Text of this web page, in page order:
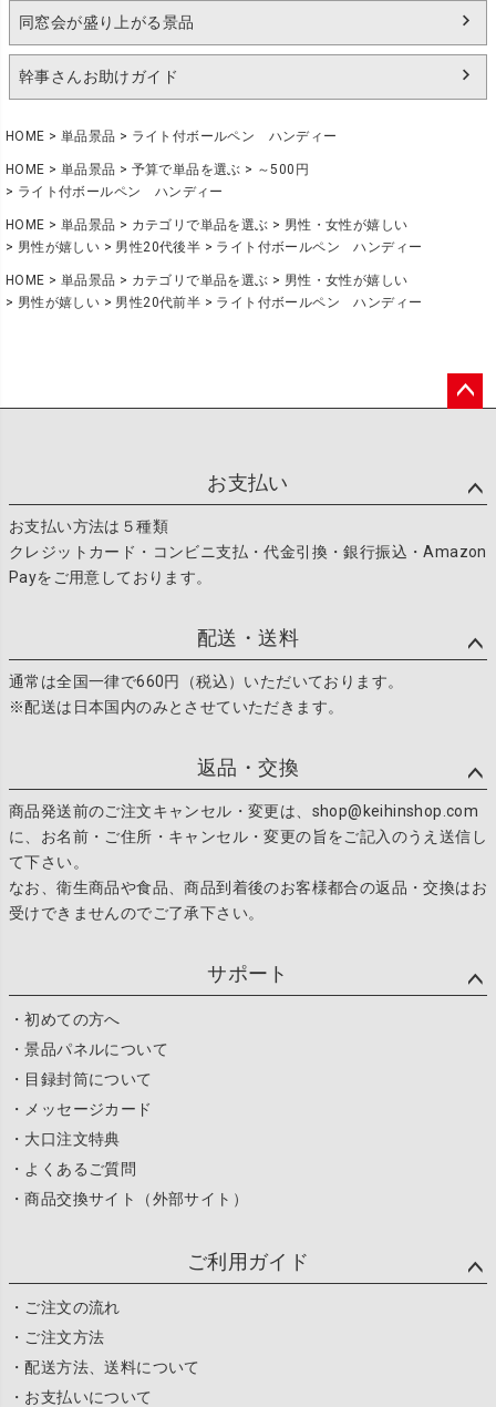
同窓会が盛り上がる景品
幹事さんお助けガイド
HOME 単品景品 ライト付ボールペン ハンディー
HOME 単品景品 予算で単品を選ぶ
～500円
ライト付ボールペン ハンディー
HOME 単品景品 カテゴリで単品を選ぶ
男性・女性が嬉しい
男性が嬉しい
男性20代後半 ライト付ボールペン ハンディー
HOME 単品景品 カテゴリで単品を選ぶ
男性・女性が嬉しい
男性が嬉しい
男性20代前半 ライト付ボールペン ハンディー
お支払い
お支払い方法は５種類
クレジットカード・コンビニ支払・代金引換・銀行振込・Amazon
Payをご用意しております。
配送・送料
通常は全国一律で660円（税込）いただいております。
※配送は日本国内のみとさせていただきます。
返品・交換
商品発送前のご注文キャンセル・変更は、shop@keihinshop.com
に、お名前・ご住所・キャンセル・変更の旨をご記入のうえ送信し
て下さい。
なお、衛生商品や食品、商品到着後のお客様都合の返品・交換はお
受けできませんのでご了承下さい。
サポート
・初めての方へ
・景品パネルについて
・目録封筒について
・メッセージカード
・大口注文特典
・よくあるご質問
・商品交換サイト（外部サイト）
ご利用ガイド
・ご注文の流れ
・ご注文方法
・配送方法、送料について
・お支払いについて